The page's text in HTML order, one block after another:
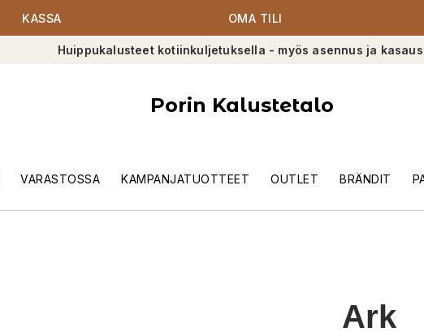
KASSA OMA TILI
Huippukalusteet kotiinkuljetuksella - myös asennus ja
Porin Kalustetalo
VARASTOSSA KAMPANJATUOTTEET OUTLET BRÄNDIT
Ark